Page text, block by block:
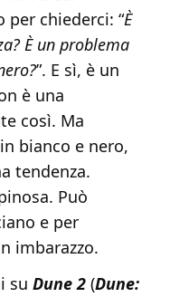
chiederci: “È
È un problema
”. E sì, è un
è una
così. Ma
bianco e nero,
tendenza.
Può
e per
imbarazzo.
su Dune 2 (Dune: